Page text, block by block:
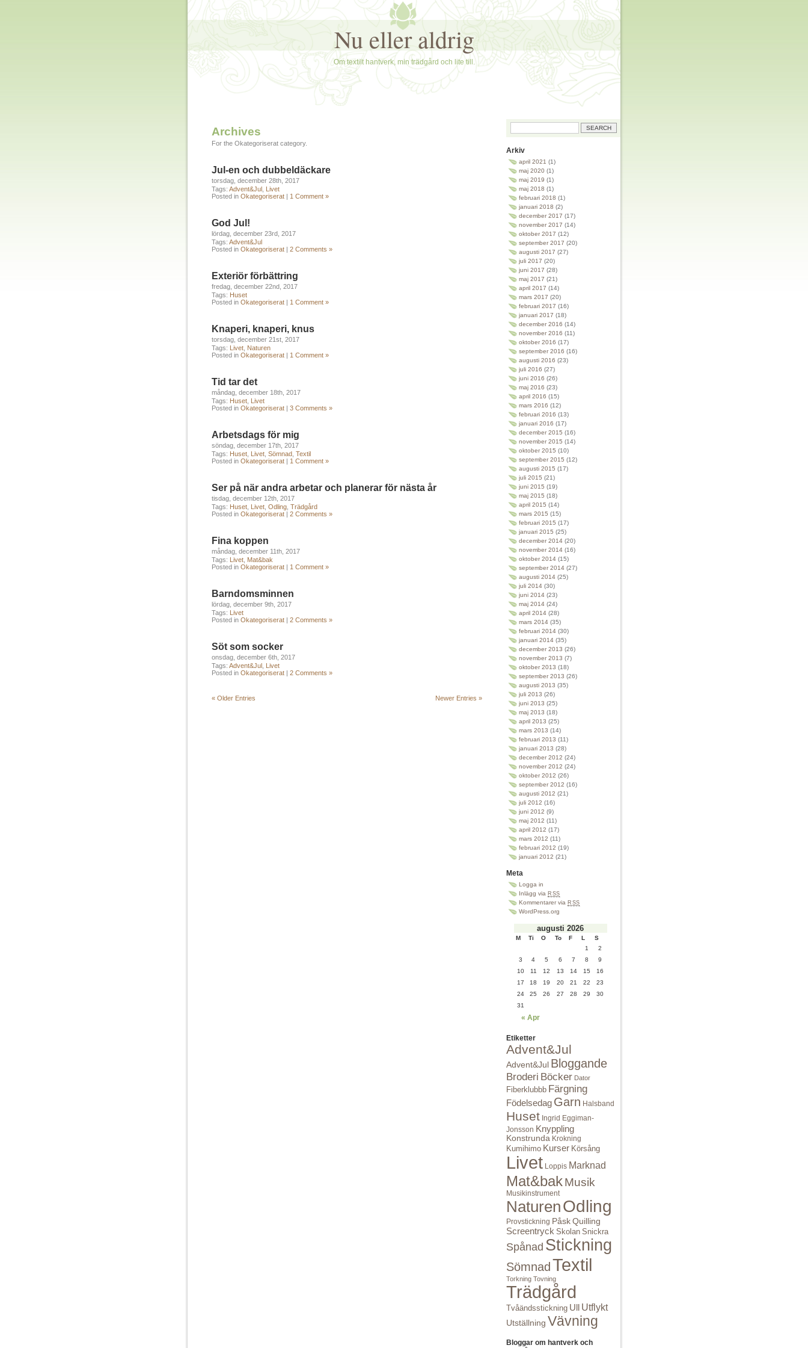
Nu eller aldrig
Om textilt hantverk, min trädgård och lite till.
Archives
For the Okategoriserat category.
Jul-en och dubbeldäckare
torsdag, december 28th, 2017
Tags: Advent&Jul Livet
Posted in Okategoriserat | 1 Comment »
God Jul!
lördag, december 23rd, 2017
Tags: Advent&Jul
Posted in Okategoriserat | 2 Comments »
Exteriör förbättring
fredag, december 22nd, 2017
Tags: Huset
Posted in Okategoriserat | 1 Comment »
Knaperi, knaperi, knus
torsdag, december 21st, 2017
Tags: Livet Naturen
Posted in Okategoriserat | 1 Comment »
Tid tar det
måndag, december 18th, 2017
Tags: Huset Livet
Posted in Okategoriserat | 3 Comments »
Arbetsdags för mig
söndag, december 17th, 2017
Tags: Huset Livet Sömnad Textil
Posted in Okategoriserat | 1 Comment »
Ser på när andra arbetar och planerar för nästa år
tisdag, december 12th, 2017
Tags: Huset Livet Odling Trädgård
Posted in Okategoriserat | 2 Comments »
Fina koppen
måndag, december 11th, 2017
Tags: Livet Mat&bak
Posted in Okategoriserat | 1 Comment »
Barndomsminnen
lördag, december 9th, 2017
Tags: Livet
Posted in Okategoriserat | 2 Comments »
Söt som socker
onsdag, december 6th, 2017
Tags: Advent&Jul Livet
Posted in Okategoriserat | 2 Comments »
« Older Entries Newer Entries »
Arkiv
april 2021 (1)
maj 2020 (1)
maj 2019 (1)
maj 2018 (1)
februari 2018 (1)
januari 2018 (2)
december 2017 (17)
november 2017 (14)
oktober 2017 (12)
september 2017 (20)
augusti 2017 (27)
juli 2017 (20)
juni 2017 (28)
maj 2017 (21)
april 2017 (14)
mars 2017 (20)
februari 2017 (16)
januari 2017 (18)
december 2016 (14)
november 2016 (11)
oktober 2016 (17)
september 2016 (16)
augusti 2016 (23)
juli 2016 (27)
juni 2016 (26)
maj 2016 (23)
april 2016 (15)
mars 2016 (12)
februari 2016 (13)
januari 2016 (17)
december 2015 (16)
november 2015 (14)
oktober 2015 (10)
september 2015 (12)
augusti 2015 (17)
juli 2015 (21)
juni 2015 (19)
maj 2015 (18)
april 2015 (14)
mars 2015 (15)
februari 2015 (17)
januari 2015 (25)
december 2014 (20)
november 2014 (16)
oktober 2014 (15)
september 2014 (27)
augusti 2014 (25)
juli 2014 (30)
juni 2014 (23)
maj 2014 (24)
april 2014 (28)
mars 2014 (35)
februari 2014 (30)
januari 2014 (35)
december 2013 (26)
november 2013 (7)
oktober 2013 (18)
september 2013 (26)
augusti 2013 (35)
juli 2013 (26)
juni 2013 (25)
maj 2013 (18)
april 2013 (25)
mars 2013 (14)
februari 2013 (11)
januari 2013 (28)
december 2012 (24)
november 2012 (24)
oktober 2012 (26)
september 2012 (16)
augusti 2012 (21)
juli 2012 (16)
juni 2012 (9)
maj 2012 (11)
april 2012 (17)
mars 2012 (11)
februari 2012 (19)
januari 2012 (21)
Meta
Logga in
Inlägg via RSS
Kommentarer via RSS
WordPress.org
augusti 2026
M Ti O To F L S
« Apr
1
2
3
4 5 6 7 8
9
10
11 12 13 14 15
16
17
18 19 20 21 22
23
24
25 26 27 28 29
30
31
Etiketter
Advent&Jul
Advent&Jul Bloggande
Broderi Böcker Dator
Fiberklubbb Färgning
Födelsedag Garn Halsband
Huset Ingrid Eggiman-
Jonsson Knyppling
Konstrunda Krokning
Kumihimo Kurser Körsång
Livet Loppis Marknad
Mat&bakMusik
Musikinstrument
NaturenOdling
Provstickning Påsk Quilling
Screentryck Skolan Snickra
Spånad Stickning
Sömnad Textil
Torkning Tovning
Trädgård
Tvåändsstickning Ull Utflykt
Utställning Vävning
Bloggar om hantverk och